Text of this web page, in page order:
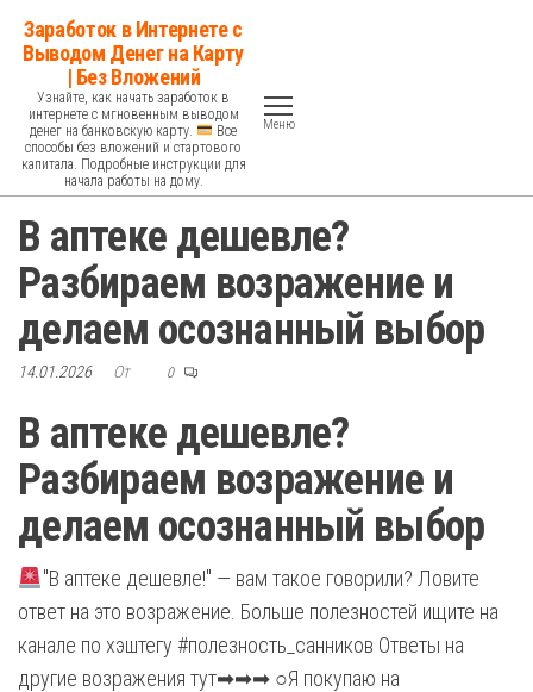
Перейти
содержимому
Заработок в Интернете с
Выводом Денег на Карту
| Без Вложений
Узнайте, как начать заработок в
интернете с мгновенным выводом
денег на банковскую карту.
Все
способы без вложений и стартового
капитала. Подробные инструкции для
начала работы на дому.
Меню
В аптеке дешевле?
Разбираем возражение и
делаем осознанный выбор
14.01.2026 От 0
В аптеке дешевле?
Разбираем возражение и
делаем осознанный выбор
"В аптеке дешевле!" — вам такое говорили? Ловите
ответ на это возражение. Больше полезностей ищите на
канале по хэштегу #полезность_санников Ответы на
другие возражения тут➡➡➡ ○Я покупаю на